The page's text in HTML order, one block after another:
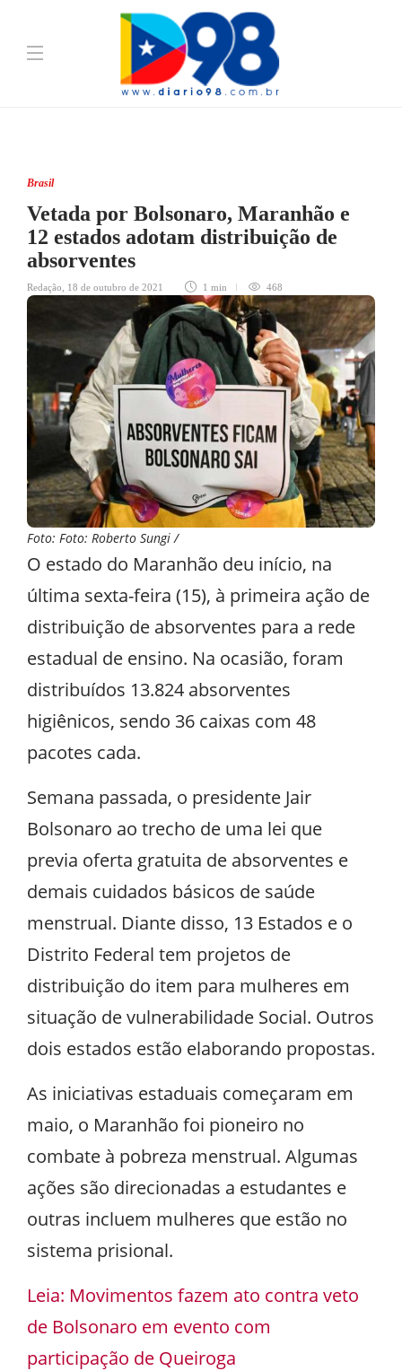
Brasil
Vetada por Bolsonaro, Maranhão e
12 estados adotam distribuição de
absorventes
Redação 18 de outubro de 2021 1 min 468
Foto: Foto: Roberto Sungi /
O estado do Maranhão deu início, na
última sexta-feira (15), à primeira ação de
distribuição de absorventes para a rede
estadual de ensino. Na ocasião, foram
distribuídos 13.824 absorventes
higiênicos, sendo 36 caixas com 48
pacotes cada.
Semana passada, o presidente Jair
Bolsonaro ao trecho de uma lei que
previa oferta gratuita de absorventes e
demais cuidados básicos de saúde
menstrual. Diante disso, 13 Estados e o
Distrito Federal tem projetos de
distribuição do item para mulheres em
situação de vulnerabilidade Social. Outros
dois estados estão elaborando propostas.
As iniciativas estaduais começaram em
maio, o Maranhão foi pioneiro no
combate à pobreza menstrual. Algumas
ações são direcionadas a estudantes e
outras incluem mulheres que estão no
sistema prisional.
Leia: Movimentos fazem ato contra veto
de Bolsonaro em evento com
participação de Queiroga